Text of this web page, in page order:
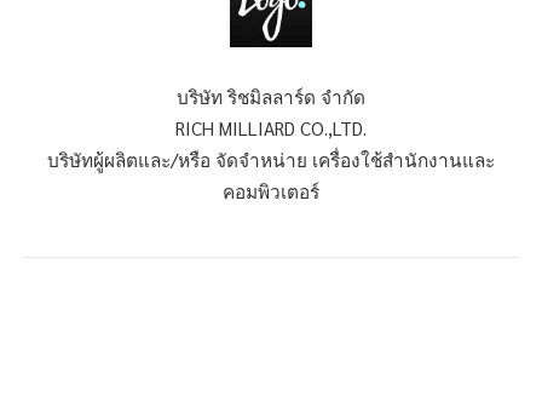
บริษัท ริชมิลลาร์ด จำกัด
RICH MILLIARD CO.,LTD.
บริษัทผู้ผลิตและ/หรือ จัดจำหน่าย เครื่องใช้สำนักงานและ
คอมพิวเตอร์